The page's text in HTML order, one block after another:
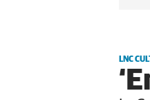
LNC